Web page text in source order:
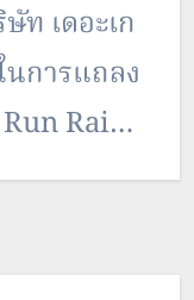
ท เดอะเก
นการแถลง
Rainy
# 1“ปลาย